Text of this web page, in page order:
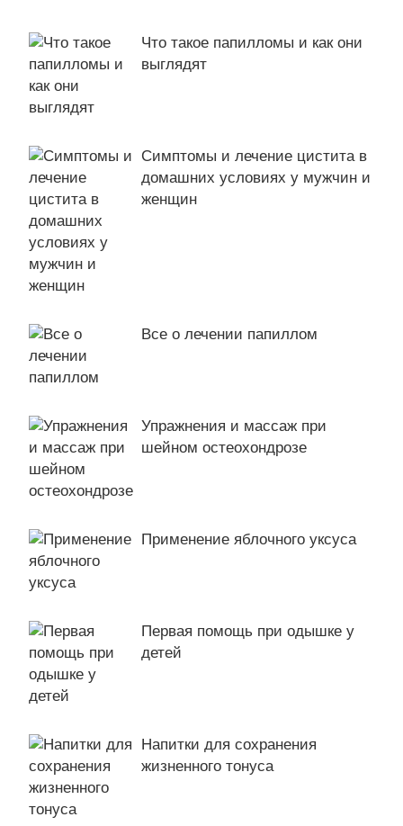
Что такое папилломы и как они
выглядят
Симптомы и лечение цистита в
домашних условиях у мужчин и
женщин
Все о лечении папиллом
Упражнения и массаж при
шейном остеохондрозе
Применение яблочного уксуса
Первая помощь при одышке у
детей
Напитки для сохранения
жизненного тонуса